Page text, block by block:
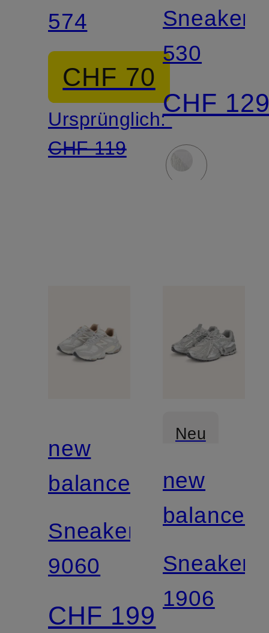
574
CHF 70
Ursprünglich:
CHF 119
Sneaker
530
CHF
new
balance
Sneaker
9060
CHF 199
Neu
new
balance
Sneaker
1906